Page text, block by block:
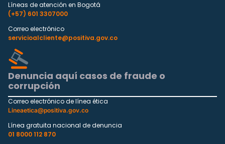
Líneas de atención en Bogotá
(+57) 601 3307000
Correo electrónico
servicioalcliente@positiva.gov.co
Denuncia aquí casos de fraude o
corrupción
Correo electrónico de línea ética
Lineaetica@positiva.gov.co
Línea gratuita nacional de denuncia
01 8000 112 870